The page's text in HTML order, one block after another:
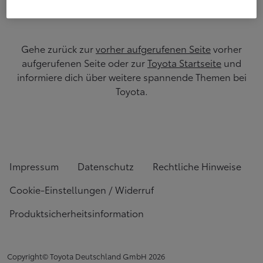
Gehe zurück zurvorher aufgerufenen Seitevorher
aufgerufenen Seite oder zurToyota Startseite und
informiere dich über weitere spannende Themen bei
Toyota.
Impressum Datenschutz
Rechtliche Hinweise
Cookie-Einstellungen / Widerruf
Produktsicherheitsinformation
Copyright© Toyota Deutschland GmbH 2026